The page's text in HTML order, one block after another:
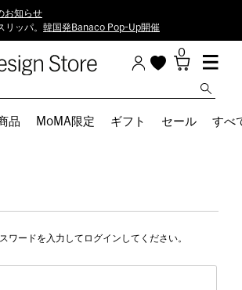
お知らせ
リッパ。 韓国発Banaco Pop-Up開催
0
品 MoMA限定 ギフト セール すべ
ワードを入力してログインしてください。